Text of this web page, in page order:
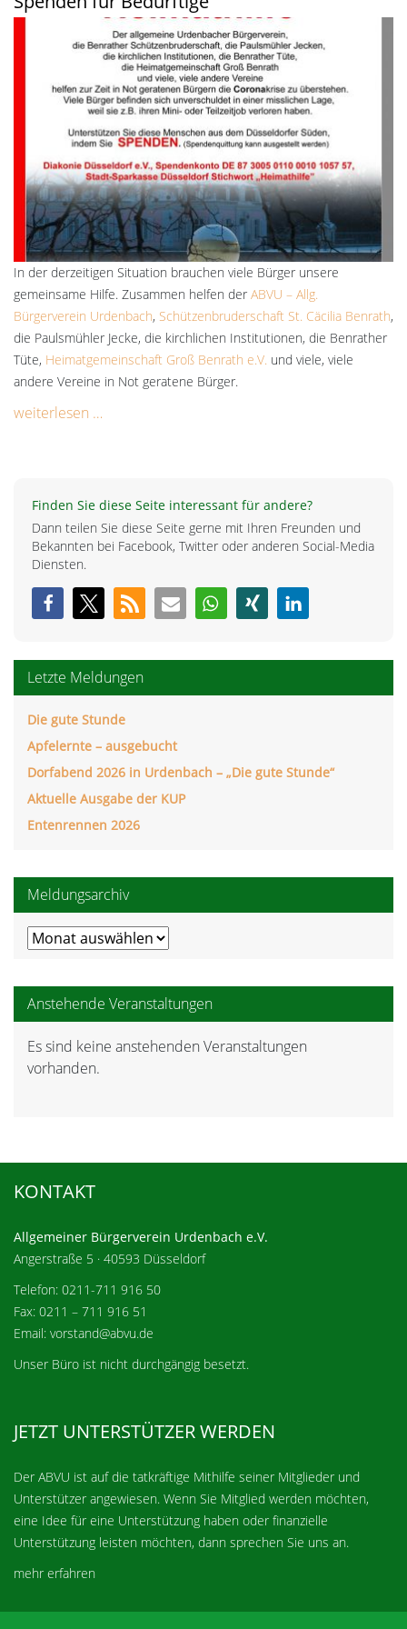
In der derzeitigen Situation brauchen viele Bürger unsere
gemeinsame Hilfe. Zusammen helfen der ABVU – Allg.
Bürgerverein Urdenbach, Schützenbruderschaft St. Cäcilia Benrath,
die Paulsmühler Jecke, die kirchlichen Institutionen, die Benrather
Tüte, Heimatgemeinschaft Groß Benrath e.V. und viele, viele
andere Vereine in Not geratene Bürger.
weiterlesen …
Finden Sie diese Seite interessant für andere?
Dann teilen Sie diese Seite gerne mit Ihren Freunden und
Bekannten bei Facebook, Twitter oder anderen Social-Media
Diensten.
Letzte Meldungen
Die gute Stunde
Apfelernte – ausgebucht
Dorfabend 2026 in Urdenbach – „Die gute Stunde“
Aktuelle Ausgabe der KUP
Entenrennen 2026
Meldungsarchiv
Meldungsarchiv
Anstehende Veranstaltungen
Hinweis
Es sind keine anstehenden Veranstaltungen
vorhanden.
KONTAKT
Allgemeiner Bürgerverein Urdenbach e.V.
Angerstraße 5 · 40593 Düsseldorf
Telefon: 0211-711 916 50
Fax: 0211 – 711 916 51
Email: vorstand@abvu.de
Unser Büro ist nicht durchgängig besetzt.
JETZT UNTERSTÜTZER WERDEN
Der ABVU ist auf die tatkräftige Mithilfe seiner Mitglieder und
Unterstützer angewiesen. Wenn Sie Mitglied werden möchten,
eine Idee für eine Unterstützung haben oder finanzielle
Unterstützung leisten möchten, dann sprechen Sie uns an.
mehr erfahren